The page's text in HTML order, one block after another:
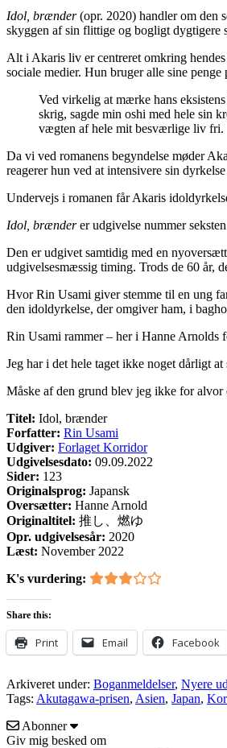
Idol, brænder(opr. 2020) handler om den
skyggen af sin flittige og bogligt dygtigere
Alt i Akaris liv er centreret omkring hendes
sociale medier. Hun bruger alle sine
Ved virkelig at mærke hans
skrig, sagde min oshi med hele sin
vægten af hele mit besværlige liv fri.
Da vi ved romanens begyndelse møder
reagerer hun ved at intensivere sin
Undervejs i romanen får Akaris
Idol, brænderer udgivelse nummer
Den er udgivet samtidig med en
udgivelsesmæssig timing. Trods de 60 år,
Hvor Rin Usami giver stemme til en ung
den idoldyrkelse, der omgiver ham, i
Rin Usami rammer – her i Hanne Arnolds
Jeg har i det hele taget ikke noget dårligt at
Måske af den grund blev jeg ikke for alvor
Titel: Idol, brænder
Forfatter: Rin Usami
Udgiver: Forlaget Korridor
Udgivelsesdato: 09.09.2022
Sider: 123
Originalsprog: Japansk
Oversætter: Hanne Arnold
Originaltitel: 推し、燃ゆ
Opr. udgivelsesår: 2020
Læst: November 2022
K's vurdering:
Share this:
Print Email Facebook
Arkiveret under: Boganmeldelser, Nyere
Tags: Akutagawa-prisen, Asien, Japan,
Abonner
Giv mig besked om